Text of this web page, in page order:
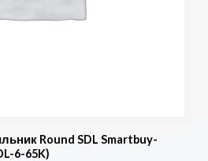
Round SDL Smartbuy-
6-65K)